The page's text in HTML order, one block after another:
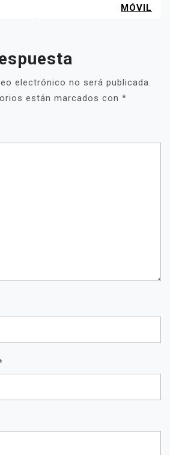
MÓVIL
electrónico no será publicada.
están marcados con *